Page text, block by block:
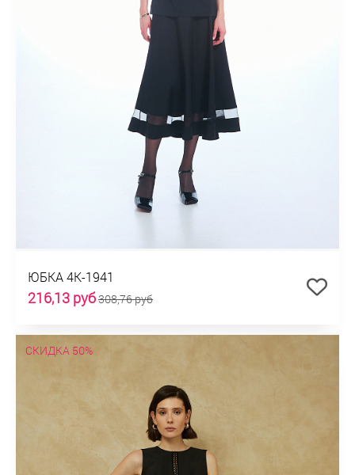
ЮБКА 4К-1941
216,13 руб308,76 руб
СКИДКА 50%